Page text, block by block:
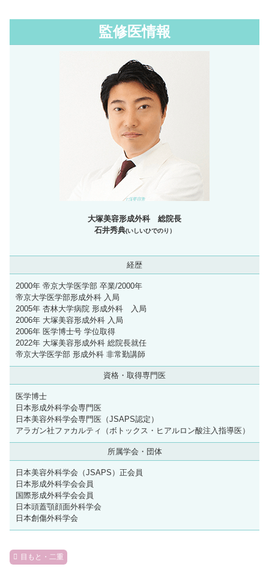
監修医情報
大塚美容形成外科 総院長
石井秀典(いしいひでのり）
経歴
2000年 帝京大学医学部 卒業/2000年
帝京大学医学部形成外科 入局
2005年 杏林大学病院 形成外科 入局
2006年 大塚美容形成外科 入局
2006年 医学博士号 学位取得
2022年 大塚美容形成外科 総院長就任
帝京大学医学部 形成外科 非常勤講師
資格・取得専門医
医学博士
日本形成外科学会専門医
日本美容外科学会専門医（JSAPS認定）
アラガン社ファカルティ（ボトックス・ヒアルロン酸注入指導医）
所属学会・団体
日本美容外科学会（JSAPS）正会員
日本形成外科学会会員
国際形成外科学会会員
日本頭蓋顎顔面外科学会
日本創傷外科学会
目もと・二重